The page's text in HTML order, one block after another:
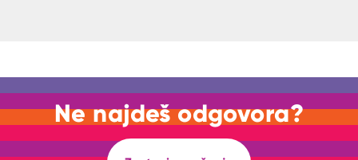
Ne najdeš odgovora?